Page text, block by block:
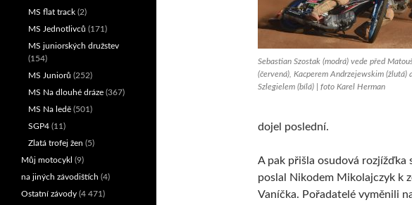
Sebastian Szostak (modrá) vede před
(červená), Kacperem Andrzejewskim (žlutá)
Szlegielem (bílá) | foto Karel Herman
dojel poslední.
A pak přišla osudová rozjížďka
poslal Nikodem Mikolajczyk k
Vaníčka. Pořadatelé vyměnili
MS flat track (2)
MS Jednotlivců (171)
MS juniorských družstev
(154)
MS Juniorů (252)
MS Na dlouhé dráze (367)
MS Na ledě (501)
SGP4 (11)
Zlatá trofej žen (5)
Můj motocykl (9)
na jiných závodištích (4)
Ostatní závody (4 471)